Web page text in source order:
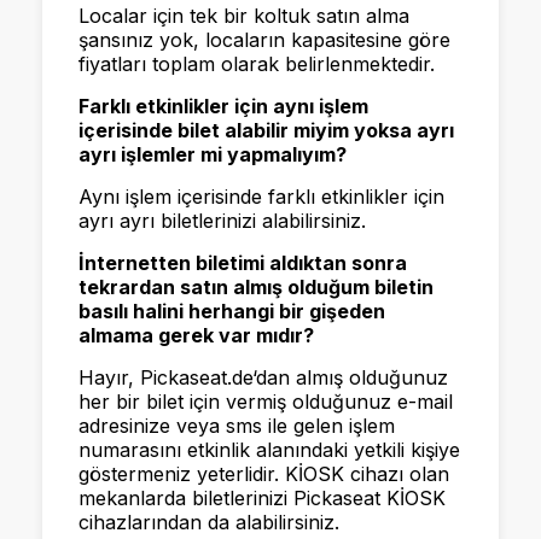
Localar için tek bir koltuk satın alma
şansınız yok, locaların kapasitesine göre
fiyatları toplam olarak belirlenmektedir.
Farklı etkinlikler için aynı işlem
içerisinde bilet alabilir miyim yoksa ayrı
ayrı işlemler mi yapmalıyım?
Aynı işlem içerisinde farklı etkinlikler için
ayrı ayrı biletlerinizi alabilirsiniz.
İnternetten biletimi aldıktan sonra
tekrardan satın almış olduğum biletin
basılı halini herhangi bir gişeden
almama gerek var mıdır?
Hayır, Pickaseat.de‘dan almış olduğunuz
her bir bilet için vermiş olduğunuz e-mail
adresinize veya sms ile gelen işlem
numarasını etkinlik alanındaki yetkili kişiye
göstermeniz yeterlidir. KİOSK cihazı olan
mekanlarda biletlerinizi Pickaseat KİOSK
cihazlarından da alabilirsiniz.